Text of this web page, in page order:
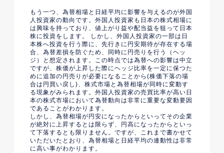
もう一つ、為替相場と日経平均に影響を与えるのが外国
人投資家の動向です。外国人投資家も日本の株式相場に
は興味を持っており、値上がり益や配当益を狙って日本
株に投資をします。 しかし、外国人投資家の一部は日
本株へ投資を行う際に、先行きに円安期待が存在する場
合、為替差損を防ぐため、同時に円売りを行う（ヘッ
ジ）と想定されます。この時点では為替への影響は中立
ですが、株価が上昇した際にヘッジ比率を一定に保つた
めに追加の円売りが必要になることから(株価下落の場
合は円買い戻し)、株式市場と為替相場が同時に変動す
る現象がみられます。外国人投資家の売買比率が高い日
本の株式市場において為替動向は非常に重要な変動要因
であることがわかります。
しかし、為替相場が円安になったからといってその企業
が絶対に上昇するとは限らず、円高になったからといっ
て下落するとも限りません。ですが、これまで書かせて
いただいたとおり、為替相場と日経平均の連動性は非常
に高い事がわかります。